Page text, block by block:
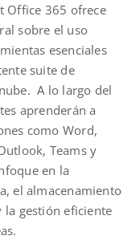
Office 365 ofrece
sobre el uso
esenciales
suite de
A lo largo del
aprenderán a
como Word,
Teams y
en la
el almacenamiento
la gestión eficiente